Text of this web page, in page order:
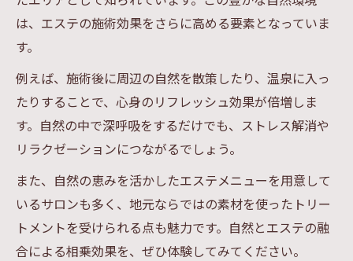
は、エステの施術効果をさらに高める要素となっていま
す。
例えば、施術後に周辺の自然を散策したり、温泉に入っ
たりすることで、心身のリフレッシュ効果が倍増しま
す。自然の中で深呼吸をするだけでも、ストレス解消や
リラクゼーションにつながるでしょう。
また、自然の恵みを活かしたエステメニューを用意して
いるサロンも多く、地元ならではの素材を使ったトリー
トメントを受けられる点も魅力です。自然とエステの融
合による相乗効果を、ぜひ体験してみてください。